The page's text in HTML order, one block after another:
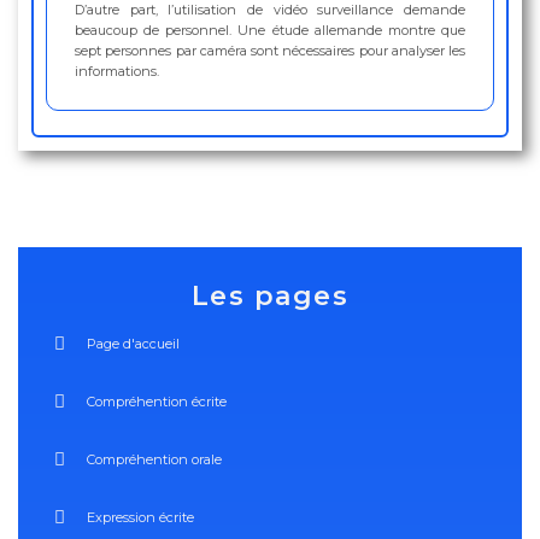
D’autre part, l’utilisation de vidéo surveillance demande
beaucoup de personnel. Une étude allemande montre que
sept personnes par caméra sont nécessaires pour analyser les
informations.
Les pages
Page d'accueil
Compréhention écrite
Compréhention orale
Expression écrite